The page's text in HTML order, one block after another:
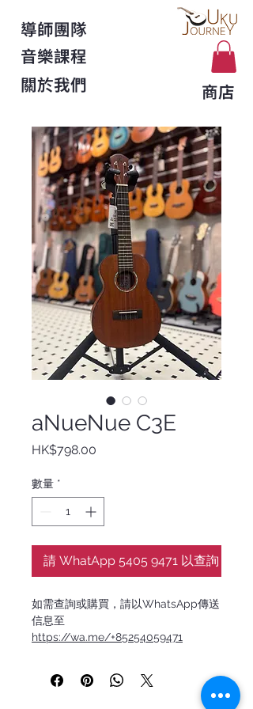
導師團隊
音樂課程
關於我們
商店
aNueNue C3E
HK$798.00
數量 *
請 WhatApp 5405 9471 以查詢
如需查詢或購買，請以WhatsApp傳送
信息至
https://wa.me/+85254059471
aNueNue彩虹人融合日本的精密工藝
與夏威夷的音樂靈魂。每一把琴都經過